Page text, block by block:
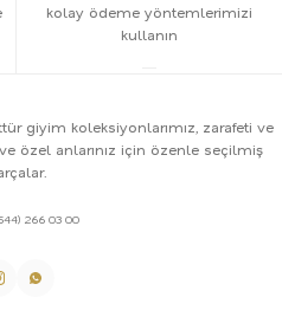
kolay ödeme yöntemlerimizi
kullanın
giyim koleksiyonlarımız, zarafeti ve
özel anlarınız için özenle seçilmiş
266 03 00